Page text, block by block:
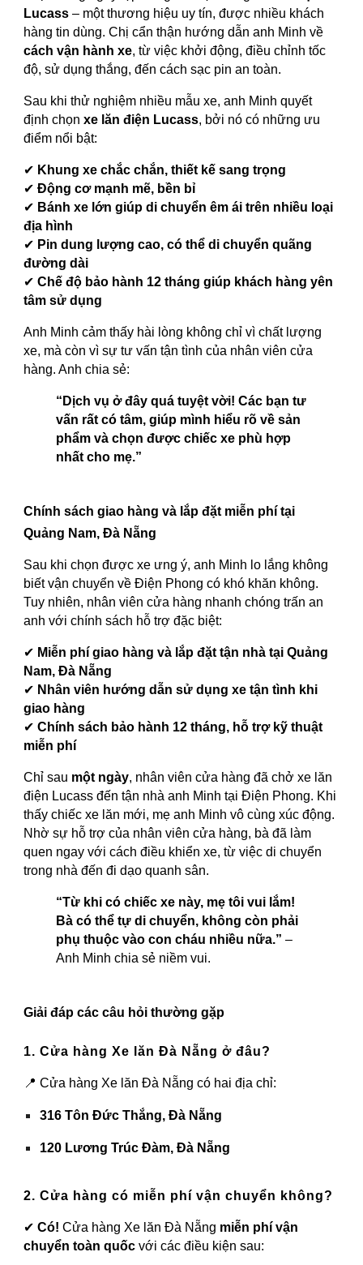
Lucass – một thương hiệu uy tín, được nhiều khách
hàng tin dùng. Chị cẩn thận hướng dẫn anh Minh về
cách vận hành xe, từ việc khởi động, điều chỉnh tốc
độ, sử dụng thắng, đến cách sạc pin an toàn.
Sau khi thử nghiệm nhiều mẫu xe, anh Minh quyết
định chọnxe lăn điện Lucass, bởi nó có những ưu
điểm nổi bật:
✔ Khung xe chắc chắn, thiết kế sang trọng
✔Động cơ mạnh mẽ, bền bỉ
✔ Bánh xe lớn giúp di chuyển êm ái trên nhiều loại
địa hình
✔ Pin dung lượng cao, có thể di chuyển quãng
đường dài
✔Chế độ bảo hành 12 tháng giúp khách hàng yên
tâm sử dụng
Anh Minh cảm thấy hài lòng không chỉ vì chất lượng
xe, mà còn vì sự tư vấn tận tình của nhân viên cửa
hàng. Anh chia sẻ:
“Dịch vụ ở đây quá tuyệt vời! Các bạn tư
vấn rất có tâm, giúp mình hiểu rõ về sản
phẩm và chọn được chiếc xe phù hợp
nhất cho mẹ.”
Chính sách giao hàng và lắp đặt miễn phí tại
Quảng Nam, Đà Nẵng
Sau khi chọn được xe ưng ý, anh Minh lo lắng không
biết vận chuyển về Điện Phong có khó khăn không.
Tuy nhiên, nhân viên cửa hàng nhanh chóng trấn an
anh với chính sách hỗ trợ đặc biệt:
✔ Miễn phí giao hàng và lắp đặt tận nhà tại Quảng
Nam, Đà Nẵng
✔ Nhân viên hướng dẫn sử dụng xe tận tình khi
giao hàng
✔Chính sách bảo hành 12 tháng, hỗ trợ kỹ thuật
miễn phí
Chỉ sau một ngày, nhân viên cửa hàng đã chở xe lăn
điện Lucass đến tận nhà anh Minh tại Điện Phong. Khi
thấy chiếc xe lăn mới, mẹ anh Minh vô cùng xúc động.
Nhờ sự hỗ trợ của nhân viên cửa hàng, bà đã làm
quen ngay với cách điều khiển xe, từ việc di chuyển
trong nhà đến đi dạo quanh sân.
“Từ khi có chiếc xe này, mẹ tôi vui lắm!
Bà có thể tự di chuyển, không còn phải
phụ thuộc vào con cháu nhiều nữa.” –
Anh Minh chia sẻ niềm vui.
Giải đáp các câu hỏi thường gặp
1. Cửa hàng Xe lăn Đà Nẵng ở đâu?
📍 Cửa hàng Xe lăn Đà Nẵng có hai địa chỉ:
316 Tôn Đức Thắng, Đà Nẵng
120 Lương Trúc Đàm, Đà Nẵng
2. Cửa hàng có miễn phí vận chuyển không?
✔Có! Cửa hàng Xe lăn Đà Nẵng miễn phí vận
chuyển toàn quốc với các điều kiện sau: